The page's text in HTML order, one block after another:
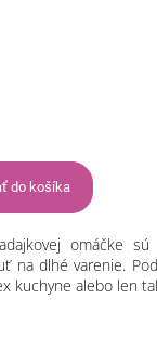
do košíka
omáčke
na dlhé varenie.
kuchyne alebo len